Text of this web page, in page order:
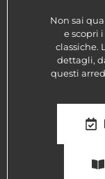
Non sai
e scopri
classiche.
dettagli,
questi